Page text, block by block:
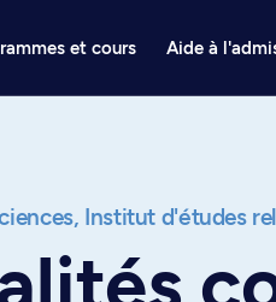
et cours Aide à
Institut d'études